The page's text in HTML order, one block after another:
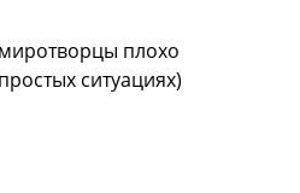
плохо
ситуациях)